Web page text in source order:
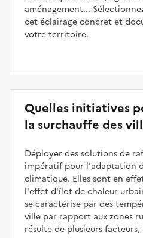
aménagement...
cet éclairage concret et
votre territoire.
Quelles initiatives
la surchauffe des
Déployer des solutions de
impératif pour l'adaptation
climatique. Elles sont en
l'effet d'îlot de chaleur
se caractérise par des
ville par rapport aux zones
résulte de plusieurs